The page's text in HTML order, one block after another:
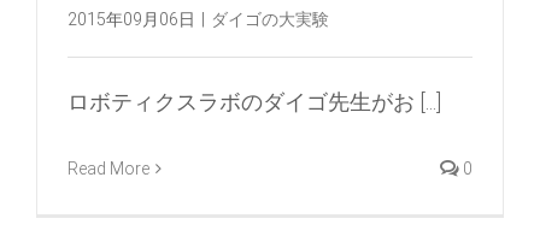
2015年09月06日 ダイゴの大実験
ロボティクスラボのダイゴ先生がお [...]
Read More 0